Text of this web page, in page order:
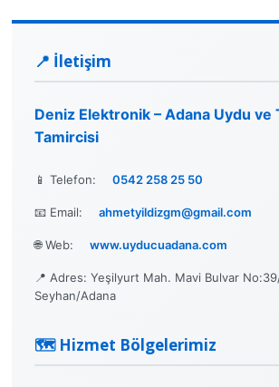
📍 İletişim
Deniz Elektronik – Adana Uydu ve
Tamircisi
📱 Telefon: 0542 258 25 50
📧 Email: ahmetyildizgm@gmail.com
🌐 Web: www.uyducuadana.com
📍 Adres: Yeşilyurt Mah. Mavi Bulvar
Seyhan/Adana
🗺️ Hizmet Bölgelerimiz